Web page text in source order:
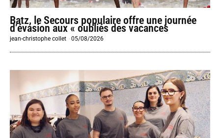
Batz, le Secours populaire offre une journée
d’évasion aux « oubliés des vacances
jean-christophe collet -05/08/2026